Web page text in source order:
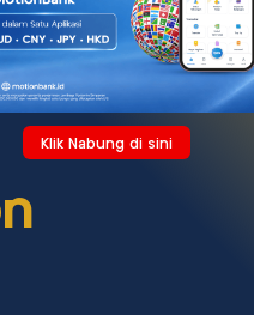
Klik Nabung di sini